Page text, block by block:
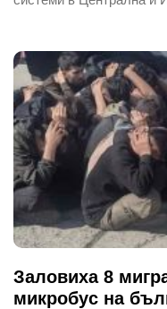
Заловиха 8
микробус на